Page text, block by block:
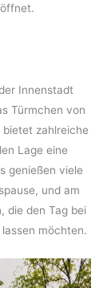
Innenstadt
Türmchen von
zahlreiche
Lage eine
genießen viele
und am
die den Tag bei
möchten.